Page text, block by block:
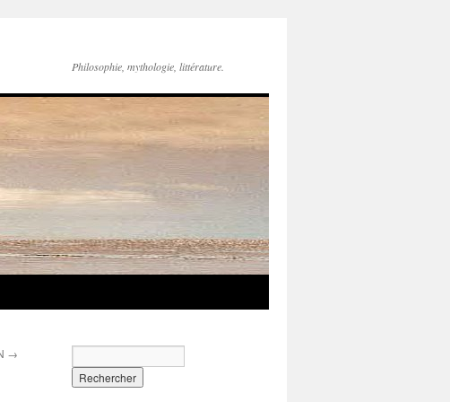
Philosophie, mythologie, littérature.
→